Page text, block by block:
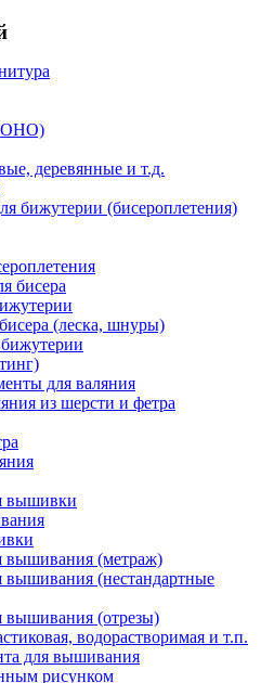
деревянные и т.д.
бижутерии (бисероплетения)
бисера
(леска, шнуры)
для валяния
из шерсти и фетра
вышивки
вышивания (метраж)
вышивания (нестандартные
вышивания (отрезы)
водорастворимая и т.п.
для вышивания
рисунком